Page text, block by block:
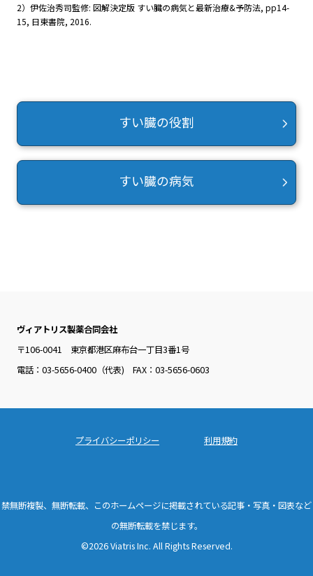
2）伊佐治秀司監修: 図解決定版 すい臓の病気と最新治療&予防法, pp14-
15, 日東書院, 2016.
すい臓の役割
すい臓の病気
ヴィアトリス製薬合同会社
〒106-0041 東京都港区麻布台一丁目3番1号
電話：03-5656-0400（代表) FAX：03-5656-0603
プライバシーポリシー 利用規約
禁無断複製、無断転載、このホームページに掲載されている記事・写真・図表など
の無断転載を禁じます。
©2026 Viatris Inc. All Rights Reserved.